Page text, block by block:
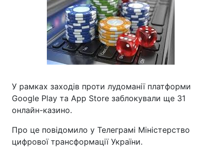
У рамках заходів проти лудоманії платформи
Google Play та App Store заблокували ще 31
онлайн-казино.
Про це повідомило у Телеграмі Міністерство
цифрової трансформації України.